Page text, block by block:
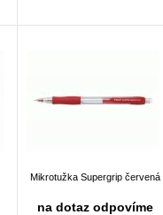
Mikrotužka Supergrip červená
na dotaz odpovíme